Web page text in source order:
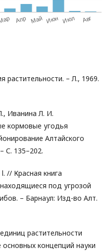
растительности. – Л., 1969.
Иванина Л. И.
кормовые угодья
Алтайского
С. 135–202.
// Красная книга
под угрозой
– Барнаул: Изд-во Алт.
растительности
концепций науки